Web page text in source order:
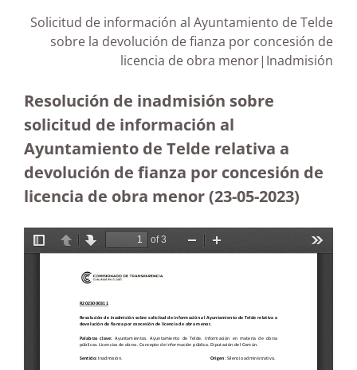
Solicitud de información al Ayuntamiento de Telde
sobre la devolución de fianza por concesión de
licencia de obra menor|Inadmisión
Resolución de inadmisión sobre
solicitud de información al
Ayuntamiento de Telde relativa a
devolución de fianza por concesión de
licencia de obra menor (23-05-2023)